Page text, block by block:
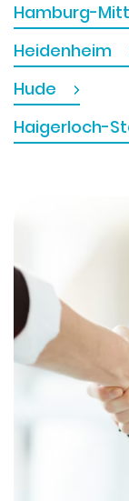
Hamburg-
Heidenheim
Hude
Haigerloch-